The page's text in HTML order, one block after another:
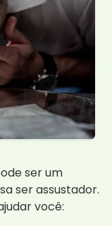
ser um
ser assustador.
você: